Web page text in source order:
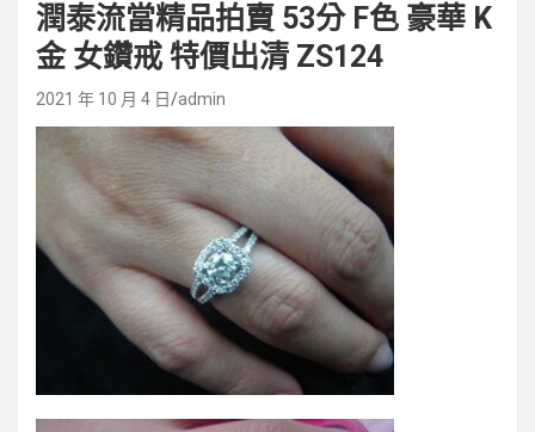
潤泰流當精品拍賣 53分 F色 豪華 K
金 女鑽戒 特價出清 ZS124
2021 年 10 月 4 日 admin